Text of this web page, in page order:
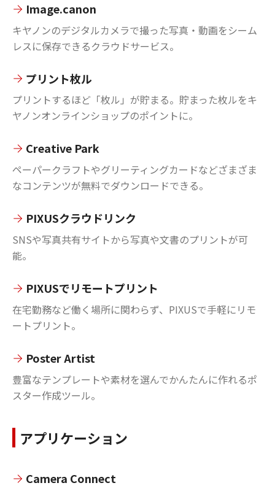
Image.canon
キヤノンのデジタルカメラで撮った写真・動画をシーム
レスに保存できるクラウドサービス。
プリント枚ル
プリントするほど「枚ル」が貯まる。貯まった枚ルをキ
ヤノンオンラインショップのポイントに。
Creative Park
ペーパークラフトやグリーティングカードなどざまざま
なコンテンツが無料でダウンロードできる。
PIXUSクラウドリンク
SNSや写真共有サイトから写真や文書のプリントが可
能。
PIXUSでリモートプリント
在宅勤務など働く場所に関わらず、PIXUSで手軽にリモ
ートプリント。
Poster Artist
豊富なテンプレートや素材を選んでかんたんに作れるポ
スター作成ツール。
アプリケーション
Camera Connect